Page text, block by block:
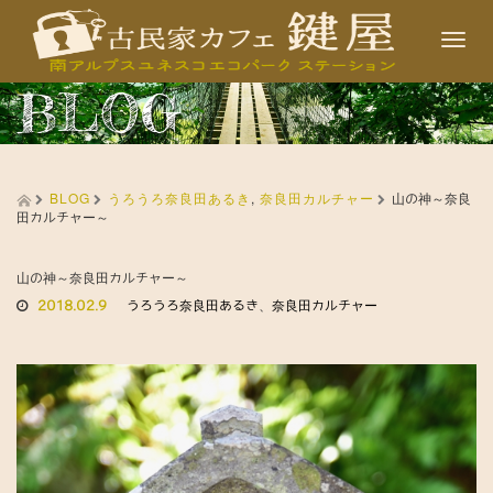
T
o
g
g
e
a
t
o
BLOG
BLOG うろうろ奈良田あるき , 奈良田カルチャー
山の神～奈良
田カルチャー～
山の神～奈良田カルチャー～
2018.02.9 うろうろ奈良田あるき 奈良田カルチャー